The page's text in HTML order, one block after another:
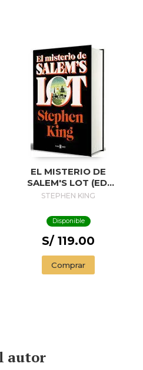
EL MISTERIO DE
SALEM'S LOT (ED.
50 ANIVERSARIO) /
STEPHEN KING
Disponible
S/ 119.00
Comprar
autor